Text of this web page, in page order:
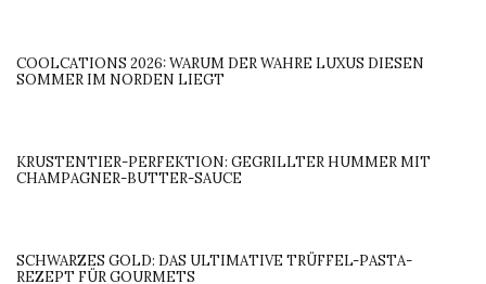
COOLCATIONS 2026: WARUM DER WAHRE LUXUS DIESEN
SOMMER IM NORDEN LIEGT
KRUSTENTIER-PERFEKTION: GEGRILLTER HUMMER MIT
CHAMPAGNER-BUTTER-SAUCE
SCHWARZES GOLD: DAS ULTIMATIVE TRÜFFEL-PASTA-
REZEPT FÜR GOURMETS